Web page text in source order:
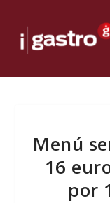
Menú
16
por